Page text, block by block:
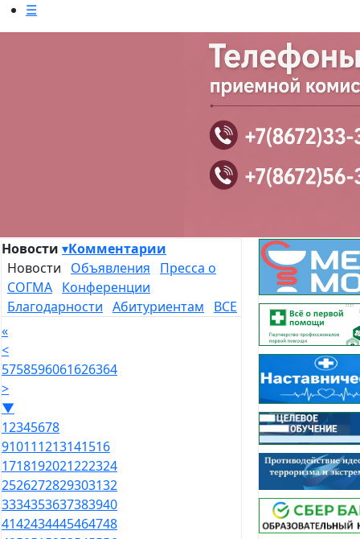
☰
Новости ▾Комментарии
Новости Объявления
Пресса о
СОГМА Конференции
Благодарности Абитуриентам
ВСЕ
«
<
5758596061626364
>
▼
12345678
910111213141516
1718192021222324
2526272829303132
3334353637383940
4142434445464748